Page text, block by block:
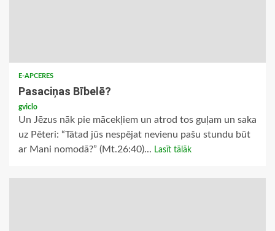
E-APCERES
Pasaciņas Bībelē?
gviclo
Un Jēzus nāk pie mācekļiem un atrod tos guļam un saka
uz Pēteri: “Tātad jūs nespējat nevienu pašu stundu būt
ar Mani nomodā?” (Mt.26:40)... Lasīt tālāk